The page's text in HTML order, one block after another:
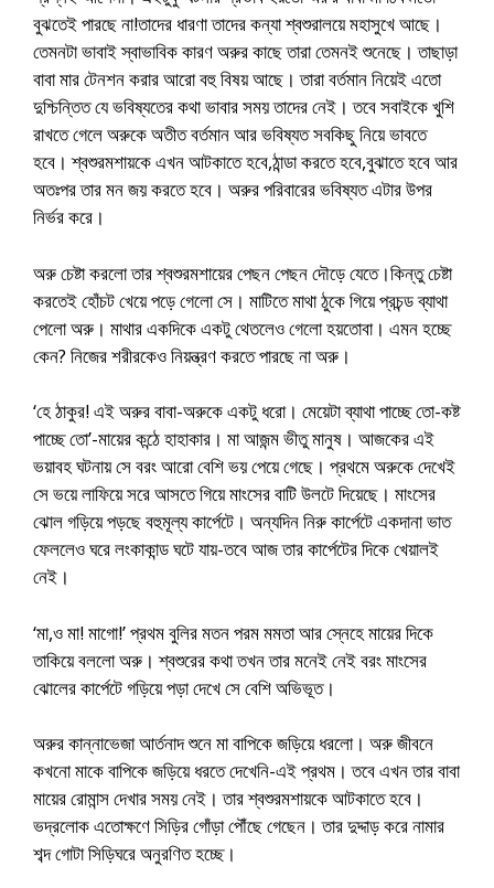
বুঝতেই পারছে না!তাদের ধারণা তাদের কন্যা শ্বশুরালয়ে মহাসুখে আছে।
তেমনটা ভাবাই স্বাভাবিক কারণ অরুর কাছে তারা তেমনই শুনেছে। তাছাড়া
বাবা মার টেনশন করার আরো বহু বিষয় আছে। তারা বর্তমান নিয়েই এতো
দুশ্চিন্তিত যে ভবিষ্যতের কথা ভাবার সময় তাদের নেই। তবে সবাইকে খুশি
রাখতে গেলে অরুকে অতীত বর্তমান আর ভবিষ্যত সবকিছু নিয়ে ভাবতে
হবে। শ্বশুরমশায়কে এখন আটকাতে হবে,ঠান্ডা করতে হবে,বুঝাতে হবে আর
অতঃপর তার মন জয় করতে হবে। অরুর পরিবারের ভবিষ্যত এটার উপর
নির্ভর করে।
অরু চেষ্টা করলো তার শ্বশুরমশায়ের পেছন পেছন দৌড়ে যেতে।কিন্তু চেষ্টা
করতেই হোঁচট খেয়ে পড়ে গেলো সে। মাটিতে মাথা ঠুকে গিয়ে প্রচন্ড ব্যাথা
পেলো অরু। মাথার একদিকে একটু থেতলেও গেলো হয়তোবা। এমন হচ্ছে
কেন? নিজের শরীরকেও নিয়ন্ত্রণ করতে পারছে না অরু।
‘হে ঠাকুর! এই অরুর বাবা-অরুকে একটু ধরো। মেয়েটা ব্যাথা পাচ্ছে তো-কষ্ট
পাচ্ছে তো’-মায়ের কন্ঠে হাহাকার। মা আজন্ম ভীতু মানুষ। আজকের এই
ভয়াবহ ঘটনায় সে বরং আরো বেশি ভয় পেয়ে গেছে। প্রথমে অরুকে দেখেই
সে ভয়ে লাফিয়ে সরে আসতে গিয়ে মাংসের বাটি উলটে দিয়েছে। মাংসের
ঝোল গড়িয়ে পড়ছে বহুমূল্য কার্পেটে। অন্যদিন নিরু কার্পেটে একদানা ভাত
ফেললেও ঘরে লংকাকান্ড ঘটে যায়-তবে আজ তার কার্পেটের দিকে খেয়ালই
নেই।
‘মা,ও মা! মাগো!’ প্রথম বুলির মতন পরম মমতা আর স্নেহে মায়ের দিকে
তাকিয়ে বললো অরু। শ্বশুরের কথা তখন তার মনেই নেই বরং মাংসের
ঝোলের কার্পেটে গড়িয়ে পড়া দেখে সে বেশি অভিভূত।
অরুর কান্নাভেজা আর্তনাদ শুনে মা বাপিকে জড়িয়ে ধরলো। অরু জীবনে
কখনো মাকে বাপিকে জড়িয়ে ধরতে দেখেনি-এই প্রথম। তবে এখন তার বাবা
মায়ের রোমান্স দেখার সময় নেই। তার শ্বশুরমশায়কে আটকাতে হবে।
ভদ্রলোক এতোক্ষণে সিড়ির গোঁড়া পৌঁছে গেছেন। তার দুদ্দাড় করে নামার
শব্দ গোটা সিড়িঘরে অনুরণিত হচ্ছে।